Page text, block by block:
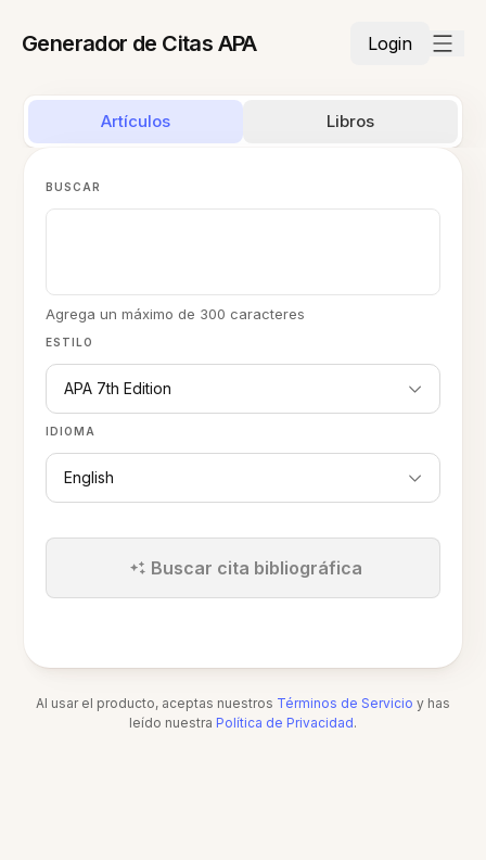
Generador de Citas APA Login
Artículos Libros
ESTILO
APA 7th Edition
IDIOMA
English
BUSCAR
Agrega un máximo de 300 caracteres
Buscar cita bibliográfica
Al usar el producto, aceptas nuestros Términos de Servicio y has
leído nuestra Política de Privacidad.